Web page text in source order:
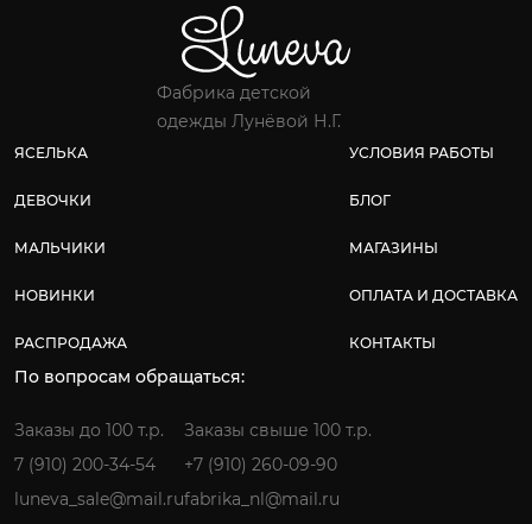
Фабрика детской
одежды Лунёвой Н.Г.
ЯСЕЛЬКА
ДЕВОЧКИ
МАЛЬЧИКИ
НОВИНКИ
РАСПРОДАЖА
УСЛОВИЯ РАБОТЫ
БЛОГ
МАГАЗИНЫ
ОПЛАТА И ДОСТАВКА
КОНТАКТЫ
По вопросам обращаться:
Заказы до 100 т.р.
7 (910) 200-34-54
luneva_sale@mail.ru
Заказы свыше 100 т.р.
+7 (910) 260-09-90
fabrika_nl@mail.ru